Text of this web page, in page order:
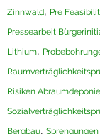
Zinnwald, Pre
Pressearbeit
Lithium,
Risiken
Bergbau,